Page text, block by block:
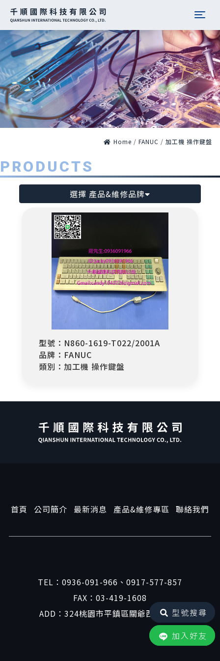
加入好友
型號搜尋
Home / FANUC / 加工機 操作鍵盤
PRODUCTS
選擇 產品&維修品牌
型號：N860-1619-T022/2001A
品牌：FANUC
類別：加工機 操作鍵盤
首頁 公司簡介 最新消息 產品&維修專區 聯絡我們
TEL： 0936-091-966 、 0917-577-857
FAX：03-419-1608
ADD：324桃園市平鎮區關爺西路41號